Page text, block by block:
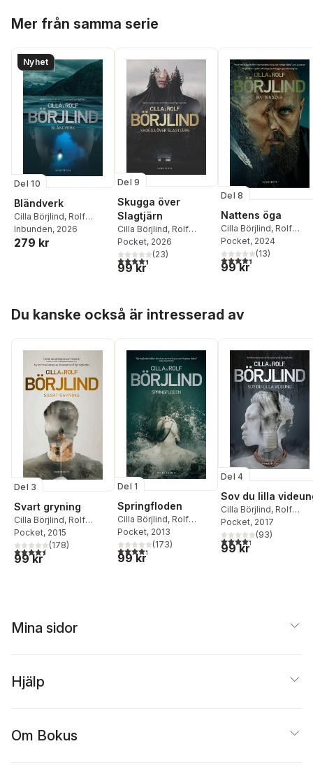
Mer från samma serie
Nyhet
Del 10
Bländverk
Cilla Börjlind, Rolf
Börjlind
Inbunden, 2026
279 kr
Del 9
Skugga över
Slagtjärn
Cilla Börjlind, Rolf
Börjlind
Pocket, 2026
4,4utav 5 stjärnor. Totalt antal röster:
(23)
99 kr
Del 8
Nattens öga
Cilla Börjlind, Rolf
Börjlind
Pocket, 2024
4,4utav 5 stjärnor.
(13)
99 kr
Du kanske också är intresserad av
Del 3
Svart gryning
Cilla Börjlind, Rolf
Börjlind
Pocket, 2015
4,5utav 5 stjärnor. Totalt antal röster:
(178)
99 kr
Del 1
Springfloden
Cilla Börjlind, Rolf
Börjlind
Pocket, 2013
4,3utav 5 stjärnor. Totalt antal röster:
(173)
99 kr
Del 4
Sov du lilla
Cilla Börjlind, Rolf
Börjlind
Pocket, 2017
4,3utav 5 stjärnor.
(93)
99 kr
Mina sidor
Hjälp
Om Bokus